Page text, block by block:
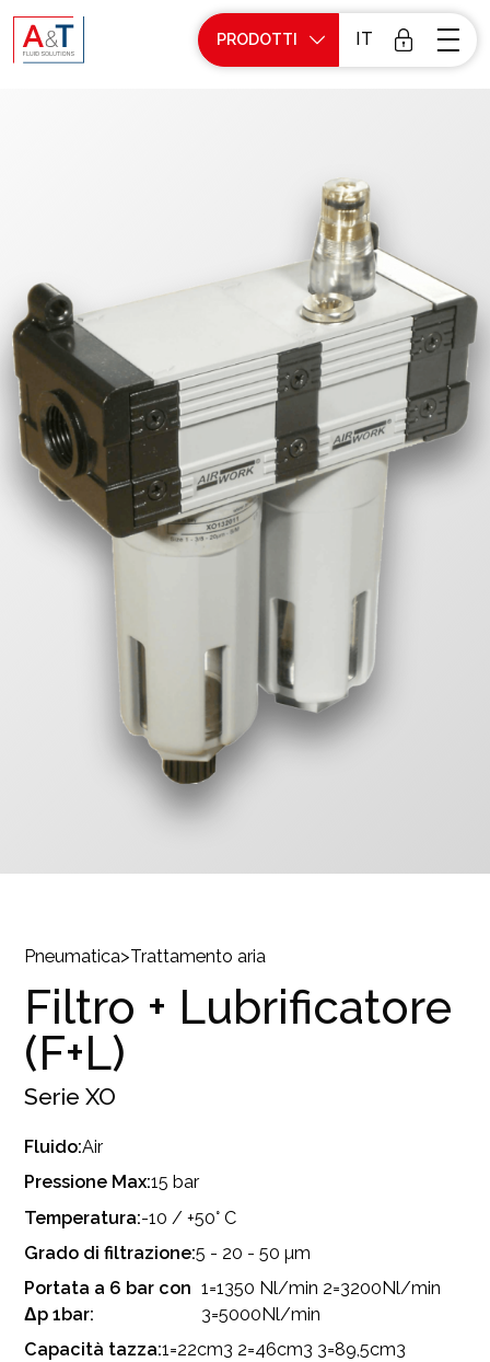
PRODOTTI IT
Pneumatica>Trattamento aria
Filtro + Lubrificatore
(F+L)
SerieXO
Fluido:Air
Pressione Max:15 bar
Temperatura:-10 / +50° C
Grado di filtrazione:5 - 20 - 50 µm
Portata a 6 bar con
Δp 1bar:
1=1350 Nl/min 2=3200Nl/min
3=5000Nl/min
Capacità tazza:1=22cm3 2=46cm3 3=89,5cm3